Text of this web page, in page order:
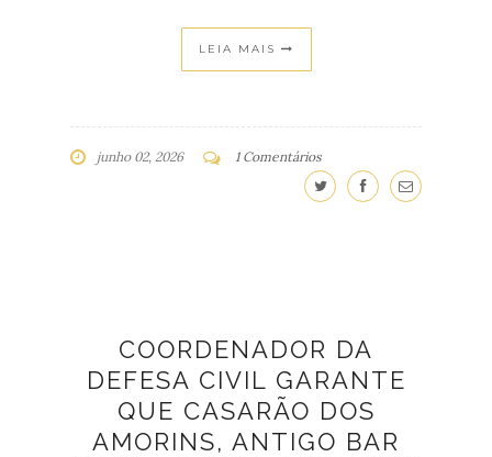
LEIA MAIS
junho 02, 2026 1 Comentários
COORDENADOR DA
DEFESA CIVIL GARANTE
QUE CASARÃO DOS
AMORINS, ANTIGO BAR